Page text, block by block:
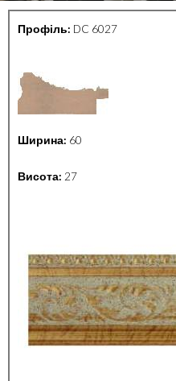
Профіль: DC 6027
Ширина: 60
Висота: 27